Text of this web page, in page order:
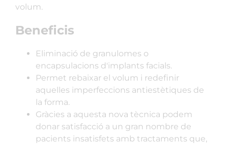
volum.
Beneficis
Eliminació de granulomes o
encapsulacions d'implants facials.
Permet rebaixar el volum i redefinir
aquelles imperfeccions antiestètiques de
la forma.
Gràcies a aquesta nova tècnica podem
donar satisfacció a un gran nombre de
pacients insatisfets amb tractaments que,